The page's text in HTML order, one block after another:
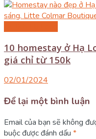
10 homestay ở Hạ
giá chỉ từ 150k
02/01/2024
Để lại một bình luận
Email của bạn sẽ không
buộc được đánh dấu *